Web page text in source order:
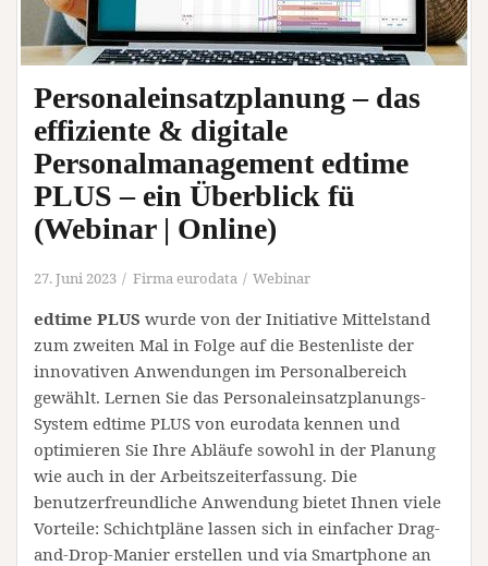
Personaleinsatzplanung – das
effiziente & digitale
Personalmanagement edtime
PLUS – ein Überblick fü
(Webinar | Online)
27. Juni 2023 Firma eurodata Webinar
edtime PLUS wurde von der Initiative Mittelstand
zum zweiten Mal in Folge auf die Bestenliste der
innovativen Anwendungen im Personalbereich
gewählt. Lernen Sie das Personaleinsatzplanungs-
System edtime PLUS von eurodata kennen und
optimieren Sie Ihre Abläufe sowohl in der Planung
wie auch in der Arbeitszeiterfassung. Die
benutzerfreundliche Anwendung bietet Ihnen viele
Vorteile: Schichtpläne lassen sich in einfacher Drag-
and-Drop-Manier erstellen und via Smartphone an